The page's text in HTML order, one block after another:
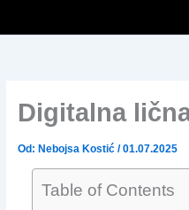
Digitalna
Od: Nebojsa Kostić /01.07.2025
Table of Contents